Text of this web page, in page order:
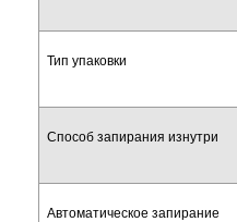
Тип упаковки
Способ запирания изнутри
Автоматическое запирание